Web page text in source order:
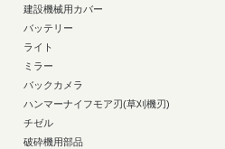
建設機械用カバー
バッテリー
ライト
ミラー
バックカメラ
ハンマーナイフモア刃(草刈機刃)
チゼル
破砕機用部品